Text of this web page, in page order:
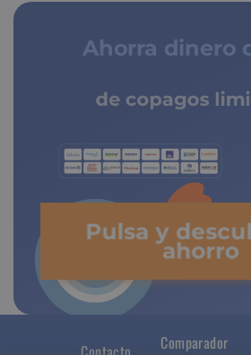
Ahorra dinero
de copagos
Pulsa y
ahorro
Comparador